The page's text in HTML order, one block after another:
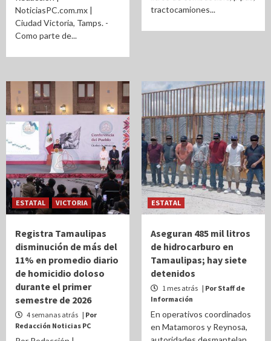
NoticiasPC.com.mx |
Ciudad Victoria, Tamps. -
Como parte de...
tractocamiones...
ESTATAL VICTORIA
Registra Tamaulipas
disminución de más del
11% en promedio diario
de homicidio doloso
durante el primer
semestre de 2026
4 semanas atrás | Por
Redacción Noticias PC
ESTATAL
Aseguran 485 mil litros
de hidrocarburo en
Tamaulipas; hay siete
detenidos
1 mes atrás | Por Staff de
Información
En operativos coordinados
en Matamoros y Reynosa,